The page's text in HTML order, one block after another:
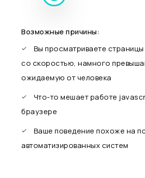
Возможные причины:
Вы просматриваете страницы
со скоростью, намного
ожидаемую от человека
Что-то мешает работе
браузере
Ваше поведение похоже на
автоматизированных систем